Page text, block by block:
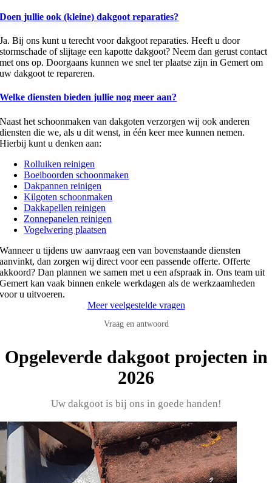
Doen jullie ook (kleine) dakgoot reparaties?
Ja. Bij ons kunt u terecht voor dakgoot reparaties. Heeft u door
stormschade of slijtage een kapotte dakgoot? Neem dan gerust contact
met ons op. Doorgaans kunnen we snel ter plaatse zijn in Gemert om
uw dakgoot te repareren.
Welke diensten bieden jullie nog meer aan?
Naast het schoonmaken van dakgoten verzorgen wij ook anderen
diensten die we, als u dit wenst, in één keer mee kunnen nemen.
Hierbij kunt u denken aan:
Rolluiken reinigen
Boeiboorden schoonmaken
Dakpannen reinigen
Kilgoten schoonmaken
Dakkapellen reinigen
Zonnepanelen reinigen
Vogelwering plaatsen
Wanneer u tijdens uw aanvraag een van bovenstaande diensten
aanvinkt, dan zorgen wij direct voor een passende offerte. Offerte
akkoord? Dan plannen we samen met u een afspraak in. Ons team uit
Gemert kan vaak binnen enkele werkdagen als de werkzaamheden
voor u uitvoeren.
Meer veelgestelde vragen
Vraag en antwoord
Opgeleverde dakgoot projecten in
2026
Uw dakgoot is bij ons in goede handen!